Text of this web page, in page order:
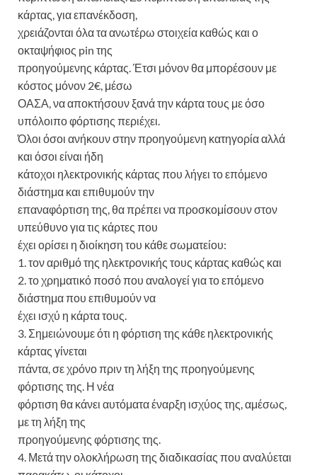
κάρτας, για επανέκδοση,
χρειάζονται όλα τα ανωτέρω στοιχεία καθώς και ο
οκταψήφιος pin της
προηγούμενης κάρτας. Έτσι μόνον θα μπορέσουν με
κόστος μόνον 2€, μέσω
ΟΑΣΑ, να αποκτήσουν ξανά την κάρτα τους με όσο
υπόλοιπο φόρτισης περιέχει.
Όλοι όσοι ανήκουν στην προηγούμενη κατηγορία αλλά
και όσοι είναι ήδη
κάτοχοι ηλεκτρονικής κάρτας που λήγει το επόμενο
διάστημα και επιθυμούν την
επαναφόρτιση της, θα πρέπει να προσκομίσουν στον
υπεύθυνο για τις κάρτες που
έχει ορίσει η διοίκηση του κάθε σωματείου:
1. τον αριθμό της ηλεκτρονικής τους κάρτας καθώς και
2. το χρηματικό ποσό που αναλογεί για το επόμενο
διάστημα που επιθυμούν να
έχει ισχύ η κάρτα τους.
3. Σημειώνουμε ότι η φόρτιση της κάθε ηλεκτρονικής
κάρτας γίνεται
πάντα, σε χρόνο πριν τη λήξη της προηγούμενης
φόρτισης της. Η νέα
φόρτιση θα κάνει αυτόματα έναρξη ισχύος της, αμέσως,
με τη λήξη της
προηγούμενης φόρτισης της.
4. Μετά την ολοκλήρωση της διαδικασίας που αναλύεται